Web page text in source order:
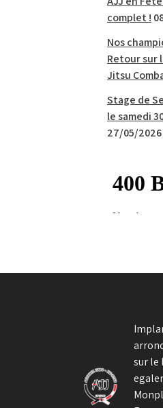
complet !
Nos
Retour sur
Jitsu
Stage de
le samedi
27/05/2026
sur le